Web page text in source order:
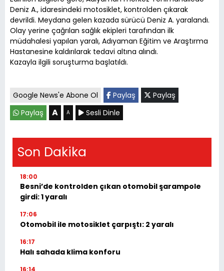
Deniz A., idaresindeki motosiklet, kontrolden çıkarak
devrildi. Meydana gelen kazada sürücü Deniz A. yaralandı.
Olay yerine çağrılan sağlık ekipleri tarafından ilk
müdahalesi yapılan yaralı, Adıyaman Eğitim ve Araştırma
Hastanesine kaldırılarak tedavi altına alındı.
Kazayla ilgili soruşturma başlatıldı.
Google News'e Abone Ol Paylaş
Paylaş
Paylaş
A A Sesli Dinle
Son Dakika
18:00
Besni’de kontrolden çıkan otomobil şarampole
girdi: 1 yaralı
17:06
Otomobil ile motosiklet çarpıştı: 2 yaralı
16:17
Halı sahada klima konforu
16:14